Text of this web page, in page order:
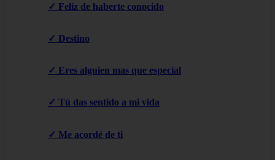
✓ Feliz de haberte conocido
✓ Destino
✓ Eres alguien mas que especial
✓ Tú das sentido a mi vida
✓ Me acordé de ti